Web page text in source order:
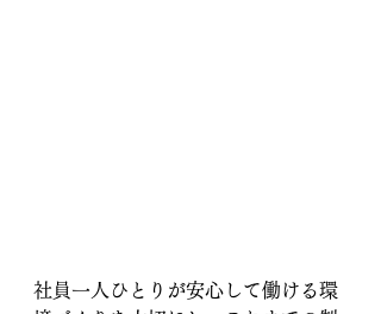
社員一人ひとりが安心して働ける環